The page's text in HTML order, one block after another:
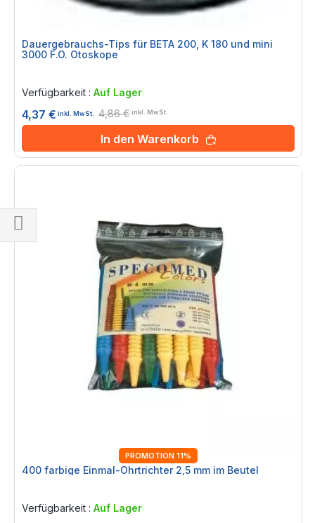
Dauergebrauchs-Tips für BETA 200, K 180 und mini
3000 F.O. Otoskope
Verfügbarkeit : Auf Lager
4,37 € inkl. MwSt. 4,86 €inkl. MwSt.
In den Warenkorb
PROMOTION 11%
400 farbige Einmal-Ohrtrichter 2,5 mm im Beutel
Verfügbarkeit : Auf Lager
Einkaufsoptionen